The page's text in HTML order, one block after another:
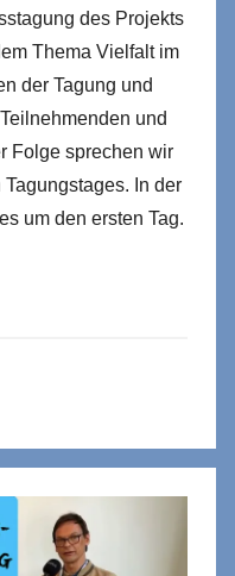
des Projekts
Thema Vielfalt im
der Tagung und
und
Folge sprechen wir
In der
um den ersten Tag.